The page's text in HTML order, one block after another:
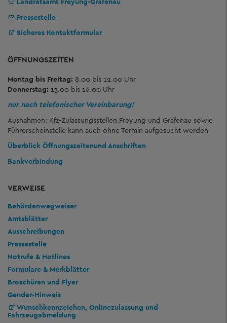
Pressestelle
Sicheres Kontaktformular
ÖFFNUNGSZEITEN
Montag bis Freitag: 8.00 bis 12.00 Uhr
Donnerstag: 13.00 bis 16.00 Uhr
nur nach telefonischer Vereinbarung!
Ausnahmen: Kfz-Zulassungsstellen Freyung und Grafenau sowie
Führerscheinstelle kann auch ohne Termin aufgesucht werden
Überblick Öffnungszeitenund Anschriften
Bankverbindung
VERWEISE
Behördenwegweiser
Amtsblätter
Ausschreibungen
Pressestelle
Notrufe & Hotlines
Formulare & Merkblätter
Broschüren und Flyer
Gender-Hinweis
Wunschkennzeichen, Onlinezulassung und
Fahrzeugabmeldung